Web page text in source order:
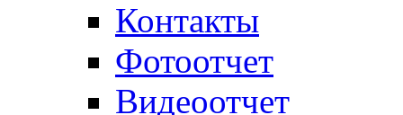
Контакты
Фотоотчет
Видеоотчет